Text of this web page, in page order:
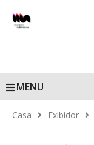
MENU
Casa Exibidor